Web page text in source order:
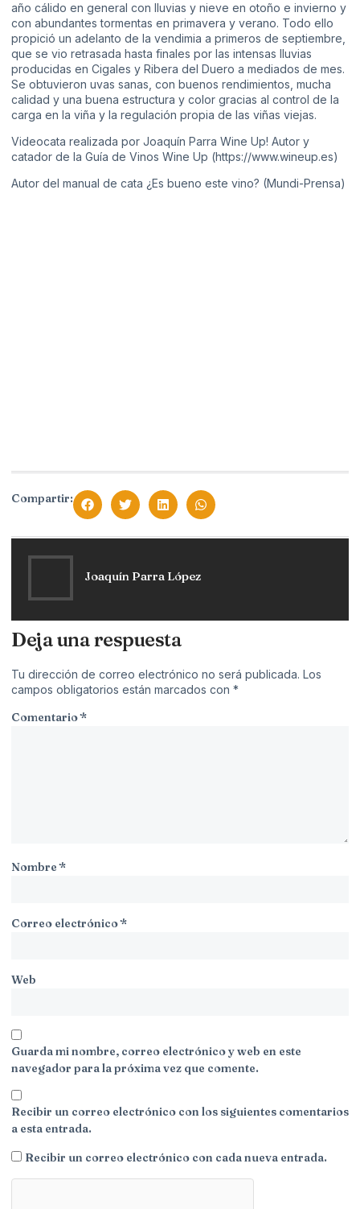
año cálido en general con lluvias y nieve en otoño e invierno y
con abundantes tormentas en primavera y verano. Todo ello
propició un adelanto de la vendimia a primeros de septiembre,
que se vio retrasada hasta finales por las intensas lluvias
producidas en Cigales y Ribera del Duero a mediados de mes.
Se obtuvieron uvas sanas, con buenos rendimientos, mucha
calidad y una buena estructura y color gracias al control de la
carga en la viña y la regulación propia de las viñas viejas.
Videocata realizada por Joaquín Parra Wine Up! Autor y
catador de la Guía de Vinos Wine Up (https://www.wineup.es​​)
Autor del manual de cata ¿Es bueno este vino? (Mundi-Prensa)
Compartir:
Joaquín Parra López
Deja una respuesta
Tu dirección de correo electrónico no será publicada. Los
campos obligatorios están marcados con *
Comentario*
Nombre*
Correo electrónico*
Web
Guarda mi nombre, correo electrónico y web en este
navegador para la próxima vez que comente.
Recibir un correo electrónico con los siguientes comentarios
a esta entrada.
Recibir un correo electrónico con cada nueva entrada.